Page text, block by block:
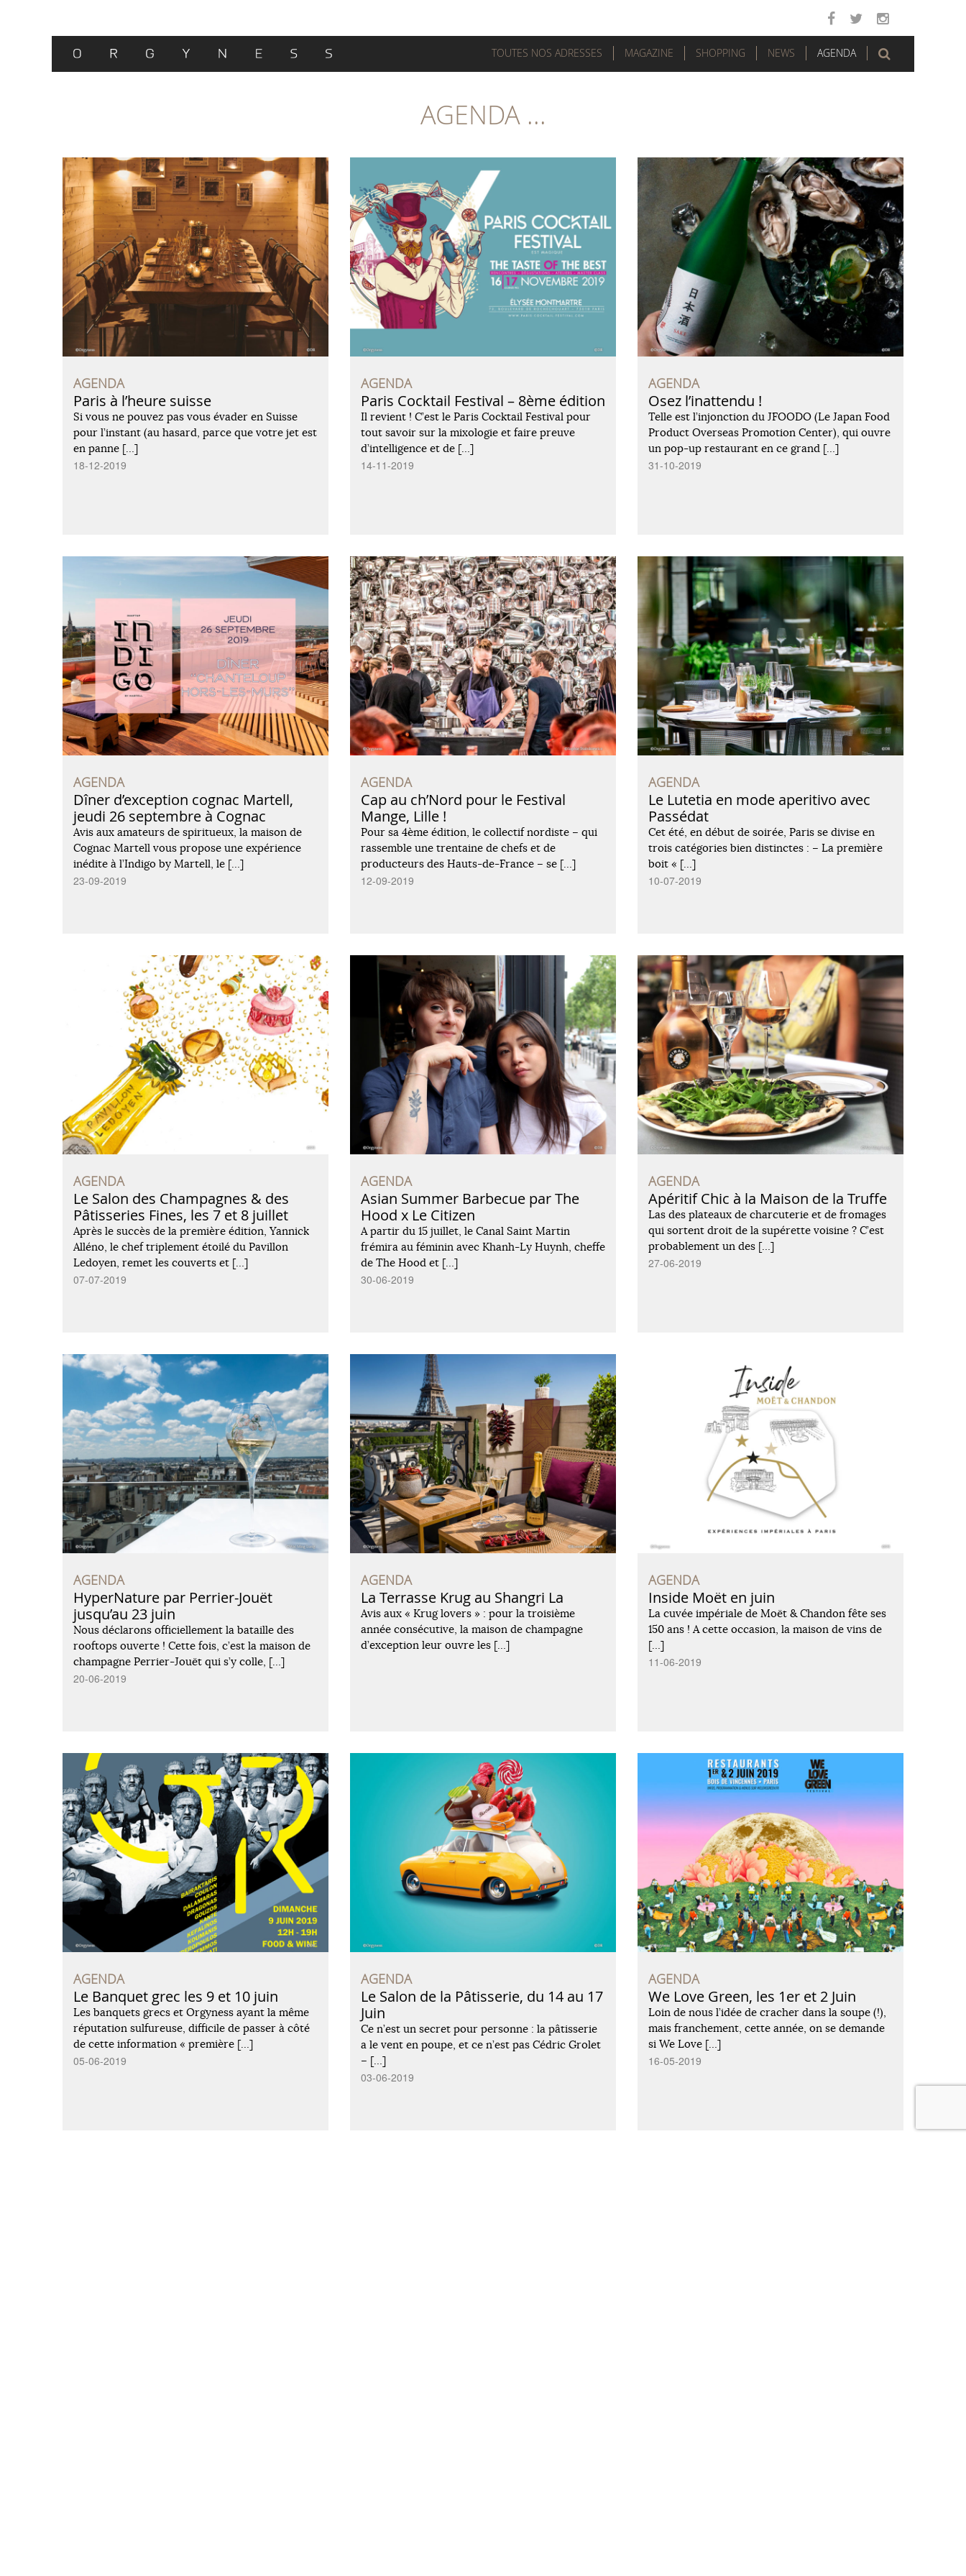
TOUTES NOS ADRESSES MAGAZINE SHOPPING NEWS AGENDA
AGENDA ...
AGENDA
Paris à l’heure suisse
Si vous ne pouvez pas vous évader en Suisse
pour l’instant (au hasard, parce que votre jet est
en panne […]
18-12-2019
AGENDA
Paris Cocktail Festival – 8ème édition
Il revient ! C’est le Paris Cocktail Festival pour
tout savoir sur la mixologie et faire preuve
d’intelligence et de […]
14-11-2019
AGENDA
Osez l’inattendu !
Telle est l’injonction du JFOODO (Le Japan Food
Product Overseas Promotion Center), qui ouvre
un pop-up restaurant en ce grand […]
31-10-2019
AGENDA
Dîner d’exception cognac Martell,
jeudi 26 septembre à Cognac
Avis aux amateurs de spiritueux, la maison de
Cognac Martell vous propose une expérience
inédite à l’Indigo by Martell, le […]
23-09-2019
AGENDA
Cap au ch’Nord pour le Festival
Mange, Lille !
Pour sa 4ème édition, le collectif nordiste – qui
rassemble une trentaine de chefs et de
producteurs des Hauts-de-France – se […]
12-09-2019
AGENDA
Le Lutetia en mode aperitivo avec
Passédat
Cet été, en début de soirée, Paris se divise en
trois catégories bien distinctes : – La première
boit « […]
10-07-2019
AGENDA
Le Salon des Champagnes & des
Pâtisseries Fines, les 7 et 8 juillet
Après le succès de la première édition, Yannick
Alléno, le chef triplement étoilé du Pavillon
Ledoyen, remet les couverts et […]
07-07-2019
AGENDA
Asian Summer Barbecue par The
Hood x Le Citizen
A partir du 15 juillet, le Canal Saint Martin
frémira au féminin avec Khanh-Ly Huynh, cheffe
de The Hood et […]
30-06-2019
AGENDA
Apéritif Chic à la Maison de la Truffe
Las des plateaux de charcuterie et de fromages
qui sortent droit de la supérette voisine ? C’est
probablement un des […]
27-06-2019
AGENDA
HyperNature par Perrier-Jouët
jusqu’au 23 juin
Nous déclarons officiellement la bataille des
rooftops ouverte ! Cette fois, c’est la maison de
champagne Perrier-Jouët qui s’y colle, […]
20-06-2019
AGENDA
La Terrasse Krug au Shangri La
Avis aux « Krug lovers » : pour la troisième
année consécutive, la maison de champagne
d’exception leur ouvre les […]
AGENDA
Inside Moët en juin
La cuvée impériale de Moët & Chandon fête ses
150 ans ! A cette occasion, la maison de vins de
[…]
11-06-2019
AGENDA
Le Banquet grec les 9 et 10 juin
Les banquets grecs et Orgyness ayant la même
réputation sulfureuse, difficile de passer à côté
de cette information « première […]
05-06-2019
AGENDA
Le Salon de la Pâtisserie, du 14 au 17
Juin
Ce n’est un secret pour personne : la pâtisserie
a le vent en poupe, et ce n’est pas Cédric Grolet
– […]
03-06-2019
AGENDA
We Love Green, les 1er et 2 Juin
Loin de nous l’idée de cracher dans la soupe (!),
mais franchement, cette année, on se demande
si We Love […]
16-05-2019